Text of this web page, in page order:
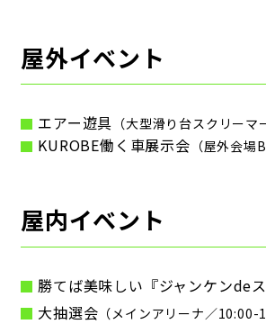
屋外イベント
エアー遊具 （大型滑り台スクリー
KUROBE働く車展示会 （屋外会
屋内イベント
勝てば美味しい『ジャンケンdeス
大抽選会 （メインアリーナ／